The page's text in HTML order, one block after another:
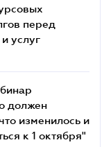
перед
услуг
должен
изменилось и
к 1 октября"